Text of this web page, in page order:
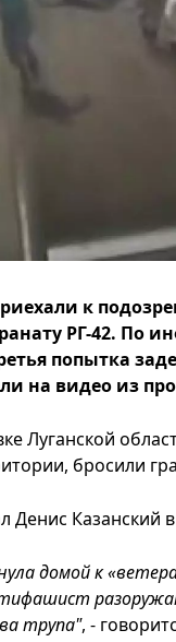
к
РГ-42. По
попытка
на видео из
Луганской
бросили
Денис Казанский
домой к
трупа", -